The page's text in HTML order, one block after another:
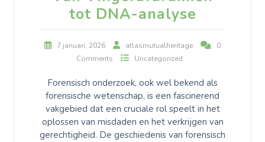
tot DNA-analyse
7 januari, 2026 atlasmutualheritage
0
Comments
Uncategorized
Forensisch onderzoek, ook wel bekend als
forensische wetenschap, is een fascinerend
vakgebied dat een cruciale rol speelt in het
oplossen van misdaden en het verkrijgen van
gerechtigheid. De geschiedenis van forensisch